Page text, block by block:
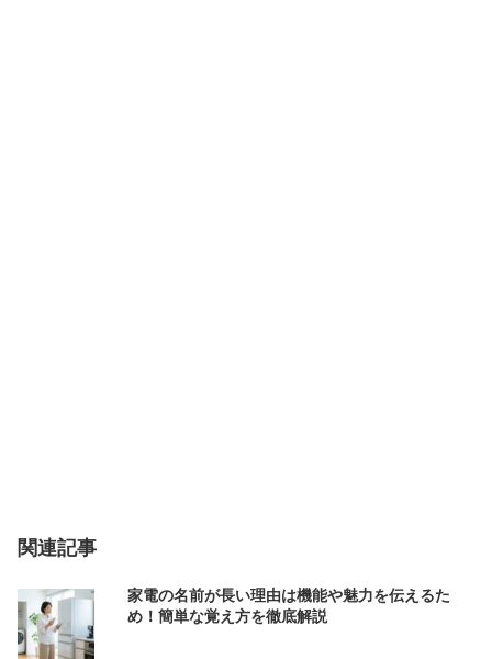
関連記事
家電の名前が長い理由は機能や魅力を伝えるた
め！簡単な覚え方を徹底解説